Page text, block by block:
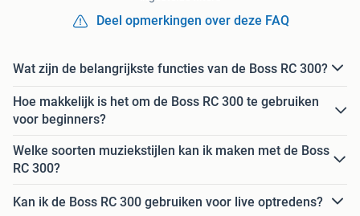
Deel opmerkingen over deze FAQ
Wat zijn de belangrijkste functies van de Boss RC 300?
Hoe makkelijk is het om de Boss RC 300 te gebruiken
voor beginners?
Welke soorten muziekstijlen kan ik maken met de Boss
RC 300?
Kan ik de Boss RC 300 gebruiken voor live optredens?